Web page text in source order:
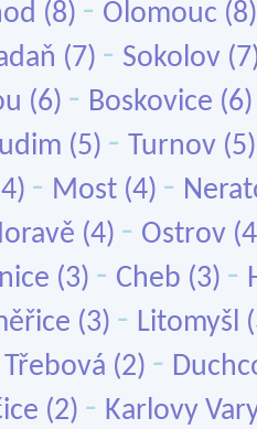
(8) - Olomouc
(7) - Sokolov
(6) - Boskovice
(5) - Turnov
- Most (4) -
(4) - Ostrov
(3) - Cheb (3) -
(3) - Litomyšl
Třebová (2) -
(2) - Karlovy